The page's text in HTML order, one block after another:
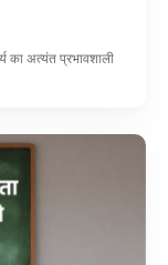
का अत्यंत प्रभावशाली